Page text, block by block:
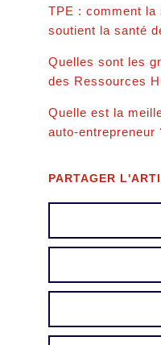
TPE : comment la
soutient la santé
Quelles sont les
des Ressources
Quelle est la
auto-entrepreneur
PARTAGER